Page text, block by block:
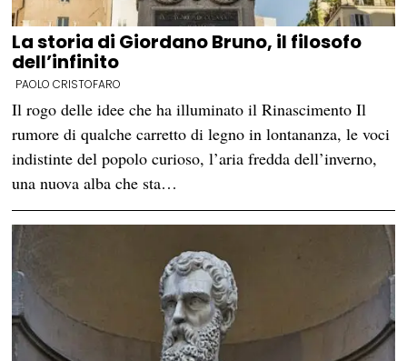
La storia di Giordano Bruno, il filosofo
dell’infinito
PAOLO CRISTOFARO
Il rogo delle idee che ha illuminato il Rinascimento Il
rumore di qualche carretto di legno in lontananza, le voci
indistinte del popolo curioso, l’aria fredda dell’inverno,
una nuova alba che sta…